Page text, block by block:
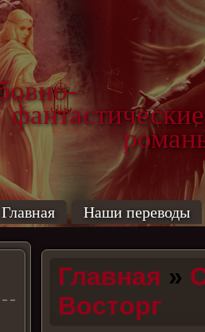
Главная Наши переводы
Главная »
Восторг